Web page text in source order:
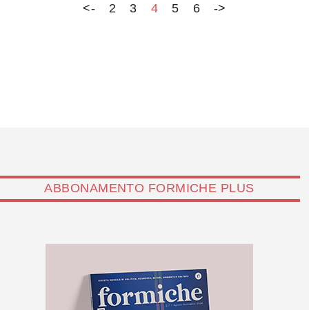
<- 2 3 4 5 6 ->
ABBONAMENTO FORMICHE PLUS